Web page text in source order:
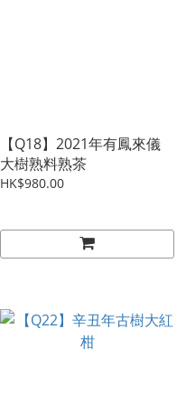
【Q18】2021年有鳳來儀
大樹熟料熟茶
HK$980.00